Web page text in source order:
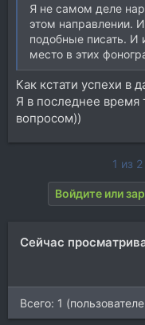
Я не самом деле
этом направлении.
подобные писать. И
место в этих
Как кстати успехи в
Я в последнее время
вопросом))
1 из 2
Войдите или
Сейчас
Всего: 1